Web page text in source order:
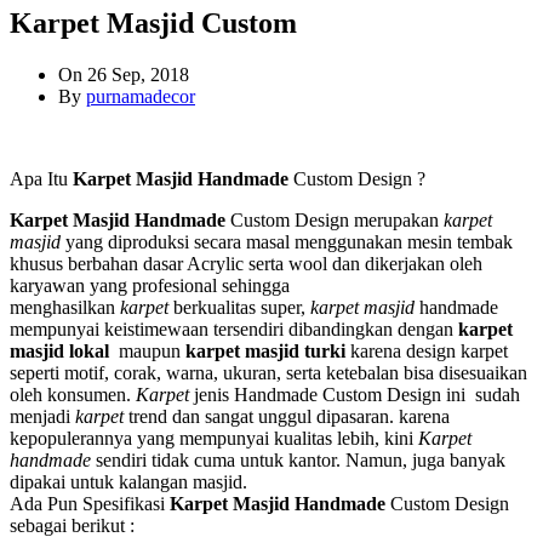
Karpet Masjid Custom
On 26 Sep, 2018
By purnamadecor
Apa Itu Karpet Masjid Handmade Custom Design ?
Karpet Masjid Handmade Custom Design merupakan karpet
masjid yang diproduksi secara masal menggunakan mesin tembak
khusus berbahan dasar Acrylic serta wool dan dikerjakan oleh
karyawan yang profesional sehingga
menghasilkan karpetberkualitas super, karpet masjid handmade
mempunyai keistimewaan tersendiri dibandingkan dengan karpet
masjid lokal maupun karpet masjid turki karena design karpet
seperti motif, corak, warna, ukuran, serta ketebalan bisa disesuaikan
oleh konsumen. Karpetjenis Handmade Custom Design ini sudah
menjadi karpettrend dan sangat unggul dipasaran. karena
kepopulerannya yang mempunyai kualitas lebih, kini Karpet
handmade sendiri tidak cuma untuk kantor. Namun, juga banyak
dipakai untuk kalangan masjid.
Ada Pun Spesifikasi Karpet Masjid Handmade Custom Design
sebagai berikut :